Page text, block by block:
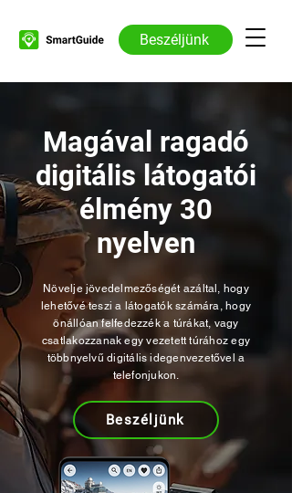
Beszéljünk
Magával ragadó
digitális látogatói
élmény 30
nyelven
Növelje jövedelmezőségét azáltal, hogy
lehetővé teszi a látogatók számára, hogy
önállóan felfedezzék a túrákat, vagy
csatlakozzanak egy vezetett túrához egy
többnyelvű digitális idegenvezetővel a
telefonjukon.
Beszéljünk